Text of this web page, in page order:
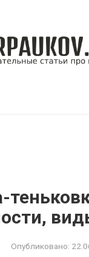
Опубликовано: